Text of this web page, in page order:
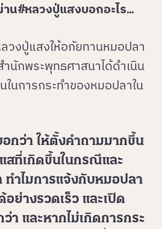
#หลวงปู่แสงบอกอะไร…
วงปู่แสงให้อภัยทานหมอปลา
นักพระพุทธศาสนาได้ดำเนิน
นการกระทำของหมอปลาใน
อกว่า ให้ตั้งคำถามมากขึ้น
สที่เกิดขึ้นในกรณีและ
ำไมการแจ้งกับหมอปลา
ย่างรวดเร็ว และเปิด
า และหากไม่เกิดการกระ